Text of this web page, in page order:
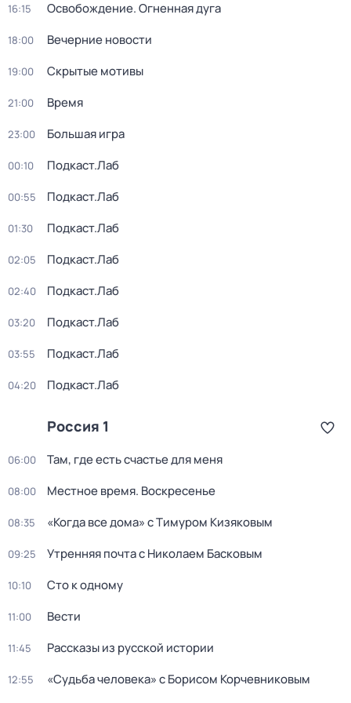
16:15 Освобождение. Огненная дуга
18:00 Вечерние новости
19:00 Скрытые мотивы
21:00 Время
23:00 Большая игра
00:10 Подкаст.Лаб
00:55 Подкаст.Лаб
01:30 Подкаст.Лаб
02:05 Подкаст.Лаб
02:40 Подкаст.Лаб
03:20 Подкаст.Лаб
03:55 Подкаст.Лаб
04:20 Подкаст.Лаб
Россия 1
06:00 Там, где есть счастье для меня
08:00 Местное время. Воскресенье
08:35 «Когда все дома» с Тимуром Кизяковым
09:25 Утренняя почта с Николаем Басковым
10:10 Сто к одному
11:00 Вести
11:45 Рассказы из русской истории
12:55
«Судьба человека» с Борисом Корчевниковым